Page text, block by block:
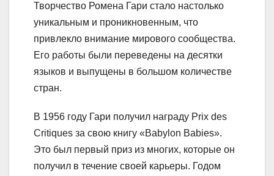
Творчество Ромена Гари стало настолько
уникальным и проникновенным, что
привлекло внимание мирового сообщества.
Его работы были переведены на десятки
языков и выпущены в большом количестве
стран.
В 1956 году Гари получил награду Prix des
Critiques за свою книгу «Babylon Babies».
Это был первый приз из многих, которые он
получил в течение своей карьеры. Годом